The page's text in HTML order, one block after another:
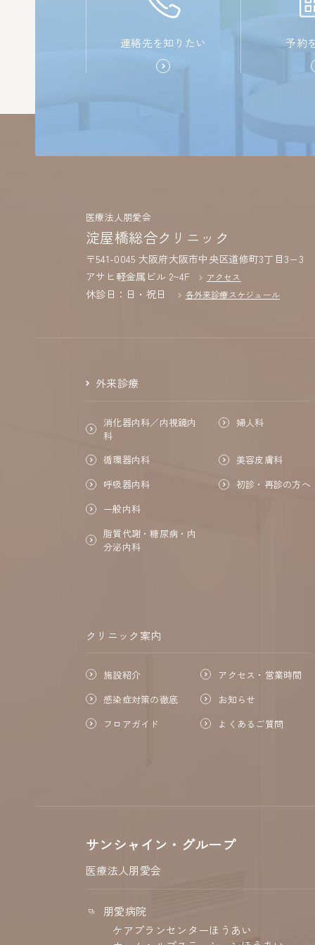
連絡先を知りたい 予約
医療法人朋愛会
淀屋橋総合クリニック
〒541-0045 大阪府大阪市中央区道修町3丁目3−3
アサヒ軽金属ビル 2~4F
アクセス
休診日：日・祝日 各外来診療スケジュール
外来診療
消化器内科／内視鏡内
科
循環器内科
呼吸器内科
一般内科
脂質代謝・糖尿病・内
分泌内科
婦人科
美容皮膚科
初診・再診の方へ
クリニック案内
施設紹介
感染症対策の徹底
フロアガイド
アクセス・営業時間
お知らせ
よくあるご質問
サンシャイン・グループ
医療法人朋愛会
朋愛病院
ケアプランセンターほうあい